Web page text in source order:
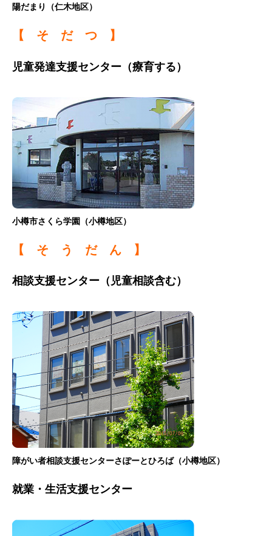
陽だまり（仁木地区）
【 そ だ つ 】
児童発達支援センター（療育する）
小樽市さくら学園（小樽地区）
【 そ う だ ん 】
相談支援センター（児童相談含む）
障がい者相談支援センターさぽーとひろば（小樽地区）
就業・生活支援センター